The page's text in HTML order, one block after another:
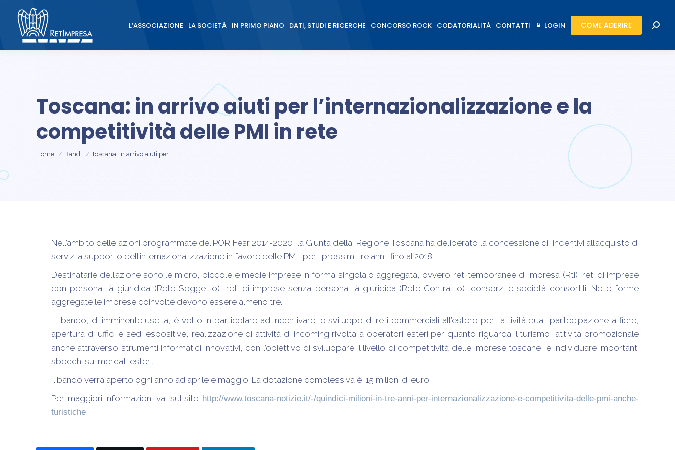
L’ASSOCIAZIONE LA SOCIETÀ IN PRIMO PIANO DATI, STUDI E RICERCHE CONCORSO ROCK CODATORIALITÀ CONTATTI LOGIN COME ADERIRE
Toscana: in arrivo aiuti per l’internazionalizzazione e la
competitività delle PMI in rete
Tu sei qui:
Home Bandi Toscana: in arrivo aiuti per…
Nell’ambito delle azioni programmate del POR Fesr 2014-2020, la Giunta della Regione Toscana ha deliberato la concessione di “incentivi all’acquisto di
servizi a supporto dell’internazionalizzazione in favore delle PMI” per i prossimi tre anni, fino al 2018.
Destinatarie dell’azione sono le micro, piccole e medie imprese in forma singola o aggregata, ovvero reti temporanee di impresa (Rti), reti di imprese
con personalità giuridica (Rete-Soggetto), reti di imprese senza personalità giuridica (Rete-Contratto), consorzi e società consortili. Nelle forme
aggregate le imprese coinvolte devono essere almeno tre.
Il bando, di imminente uscita, è volto in particolare ad incentivare lo sviluppo di reti commerciali all’estero per attività quali partecipazione a fiere,
apertura di uffici e sedi espositive, realizzazione di attività di incoming rivolta a operatori esteri per quanto riguarda il turismo, attività promozionale
anche attraverso strumenti informatici innovativi, con l’obiettivo di sviluppare il livello di competitività delle imprese toscane e individuare importanti
sbocchi sui mercati esteri.
Il bando verrà aperto ogni anno ad aprile e maggio. La dotazione complessiva è 15 milioni di euro.
Per maggiori informazioni vai sul sito http://www.toscana-notizie.it/-/quindici-milioni-in-tre-anni-per-internazionalizzazione-e-competitivita-delle-pmi-anche-
turistiche
L’ASSOCIAZIONE LA SOCIETÀ IN PRIMO PIANO DATI, STUDI E RICERCHE CONCORSO ROCK CODATORIALITÀ CONTATTI LOGIN COME ADERIRE